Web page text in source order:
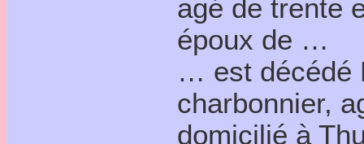
agé de trente
époux de …
… est décédé
charbonnier,
domicilié à